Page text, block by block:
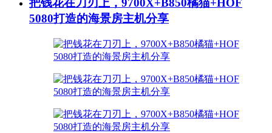
把钱花在刀刃上，9700X+B850橘猫+HOF
5080打造的海景房主机分享